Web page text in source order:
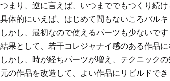
つまり、逆に言えば、いつまででもつくり続け
具体的にいえば、はじめて間もないころバルキ
しかし、最初なので使えるパーツも少ないで
結果として、若干コレジャナイ感のある作品に
しかし、時が経ちパーツが増え、テクニックの
元の作品を改造して、よい作品にリビルドでき